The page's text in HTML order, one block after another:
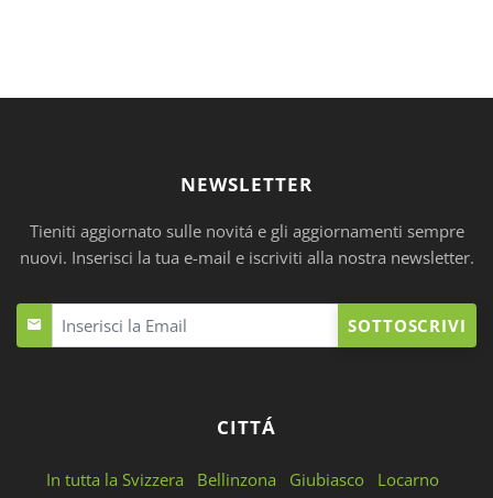
NEWSLETTER
Tieniti aggiornato sulle novitá e gli aggiornamenti sempre
nuovi. Inserisci la tua e-mail e iscriviti alla nostra newsletter.
SOTTOSCRIVI
CITTÁ
In tutta la Svizzera Bellinzona Giubiasco
Locarno